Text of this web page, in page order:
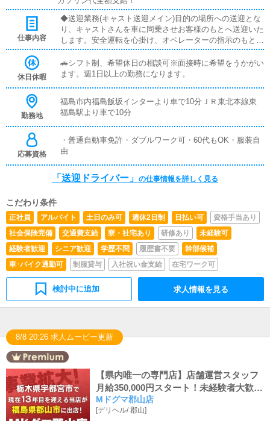
仕事内容
◆送迎業務(キャスト送迎メイン)目的の場所への送迎とな
り、キャストさんを車に同乗させお客様のもとへ送迎いた
します。安全運転を心掛け、オペレーターの指示のもと決
められた場所へ送迎する業務ですので未経験の方でも始め
やすいですよ。
休日休暇
🚗シフト制、希望休日の相談可※面接時に希望をうかがい
ます。週1日以上の勤務になります。
勤務地
福島市内福島飯坂インターより車で10分ＪＲ東北本線東
福島駅より車で10分
応募資格
・普通自動車免許・ダブルワーク可・60代もOK・服装自
由
「送迎ドライバー」 の仕事情報を詳しく見る
こだわり条件
正社員 アルバイト 土日のみ可 週休2日制 日払い可
資格手当あり
社会保険完備
交通費支給 寮・社宅あり 研修あり
未経験可
経験者歓迎
シニア歓迎 学歴不問 履歴書不要
幹部候補
車･バイク通勤可
制服貸与 入社祝い金支給 在宅ワーク可
検討中に追加 求人情報を見る
8/8 20:26 求人ムービー更新
【県内唯一の専門店】店舗運営スタッフ
月給350,000円スタート！未経験者大歓
迎！経験者優遇します！インセンティ
ブ・賞与・昇給等特別ボーナス有！スピ
Mドグマ郡山店
[デリヘル/郡山]